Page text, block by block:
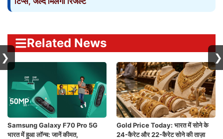
Related News
Samsung Galaxy F70 Pro 5G
भारत में हुआ लॉन्च: जानें कीमत,
Gold Price Today: भारत में सोने के
24-कैरेट और 22-कैरेट सोने की ताज़ा
❯ ❯